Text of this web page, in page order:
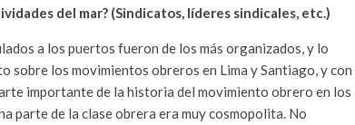
del mar? (Sindicatos, líderes sindicales, etc.)
a los puertos fueron de los más organizados, y lo
sobre los movimientos obreros en Lima y Santiago, y con
importante de la historia del movimiento obrero en los
parte de la clase obrera era muy cosmopolita. No